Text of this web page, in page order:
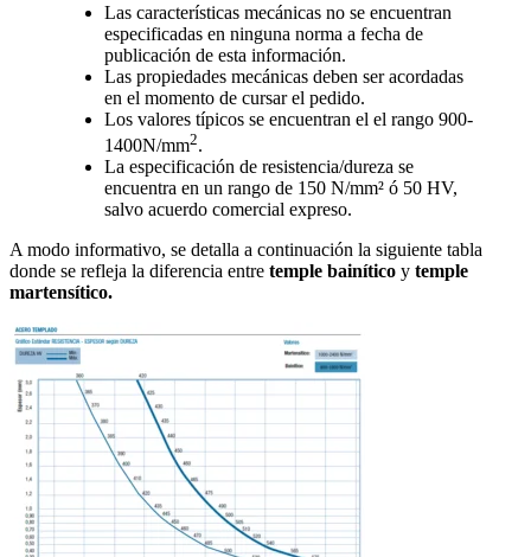
Las características mecánicas no se encuentran
especificadas en ninguna norma a fecha de
publicación de esta información.
Las propiedades mecánicas deben ser acordadas
en el momento de cursar el pedido.
Los valores típicos se encuentran el el rango 900-
1400N/mm2.
La especificación de resistencia/dureza se
encuentra en un rango de 150 N/mm² ó 50 HV,
salvo acuerdo comercial expreso.
A modo informativo, se detalla a continuación la siguiente tabla
donde se refleja la diferencia entre temple bainítico y temple
martensítico.